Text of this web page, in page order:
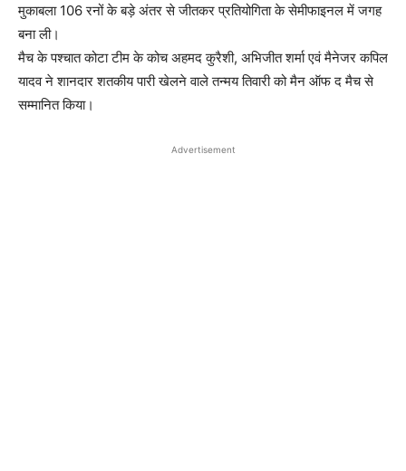
मुकाबला 106 रनों के बड़े अंतर से जीतकर प्रतियोगिता के सेमीफाइनल में जगह
बना ली।
मैच के पश्चात कोटा टीम के कोच अहमद कुरैशी, अभिजीत शर्मा एवं मैनेजर कपिल
यादव ने शानदार शतकीय पारी खेलने वाले तन्मय तिवारी को मैन ऑफ द मैच से
सम्मानित किया।
Advertisement